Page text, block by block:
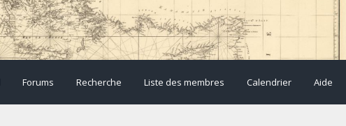
Forums Recherche Liste des membres Calendrier Aide